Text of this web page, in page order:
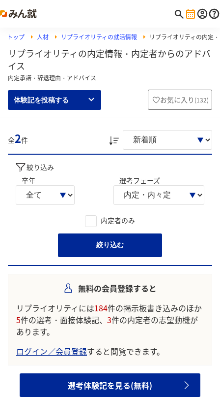
トップ 人材 リプライオリティの就活情報 リプライオリティの内定
リプライオリティの内定情報・内定者からのアドバ
イス
内定承諾・辞退理由・アドバイス
体験記を投稿する お気に入り (132)
全2件
絞り込み
卒年
選考フェーズ
内定者のみ
絞り込む
無料の会員登録すると
リプライオリティには184件の掲示板書き込みのほか
5件の選考・面接体験記、 3件の内定者の志望動機が
あります。
ログイン／会員登録すると閲覧できます。
選考体験記を見る(無料)